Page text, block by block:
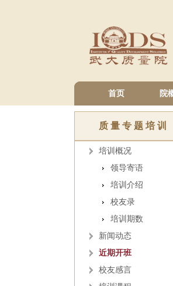
首页 院
质量专题培训
培训概况
领导寄语
培训介绍
校友录
培训期数
新闻动态
近期开班
校友感言